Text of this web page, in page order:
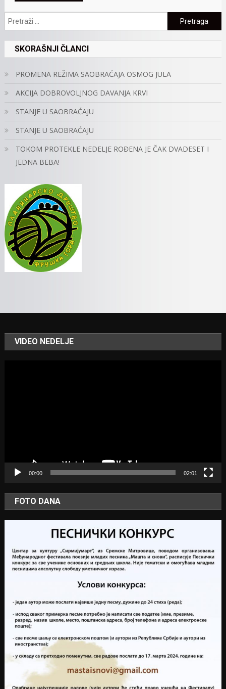
Pretraga:
SKORAŠNJI ČLANCI
PROMENA REŽIMA SAOBRAĆAJA OSMOG JULA
AKCIJA DOBROVOLJNOG DAVANJA KRVI
STANJE U SAOBRAĆAJU
STANJE U SAOBRAĆAJU
TOKOM PROTEKLE NEDELJE ROĐENA JE ČAK DVADESET I
JEDNA BEBA!
VIDEO NEDELJE
00:00 02:01
FOTO DANA